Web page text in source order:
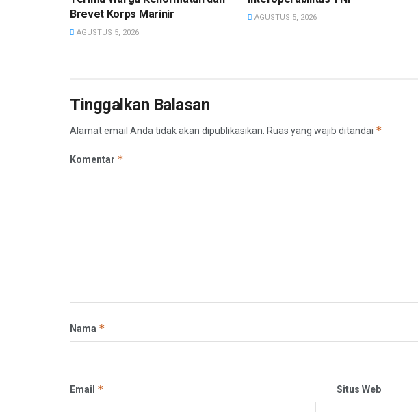
Brevet Korps Marinir
AGUSTUS 5, 2026
AGUSTUS 5, 2026
Tinggalkan Balasan
Alamat email Anda tidak akan dipublikasikan. Ruas yang wajib ditandai *
Komentar *
Nama *
Email * Situs Web